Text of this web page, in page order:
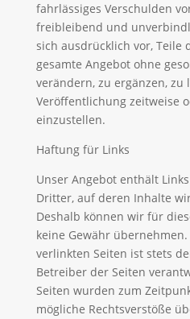
fahrlässiges Verschulden
freibleibend und
sich ausdrücklich vor, Teile
gesamte Angebot ohne
verändern, zu ergänzen, zu
Veröffentlichung zeitweise
einzustellen.
Haftung für Links
Unser Angebot enthält
Dritter, auf deren Inhalte
Deshalb können wir für
keine Gewähr
verlinkten Seiten ist stets
Betreiber der Seiten
Seiten wurden zum
mögliche Rechtsverstöße